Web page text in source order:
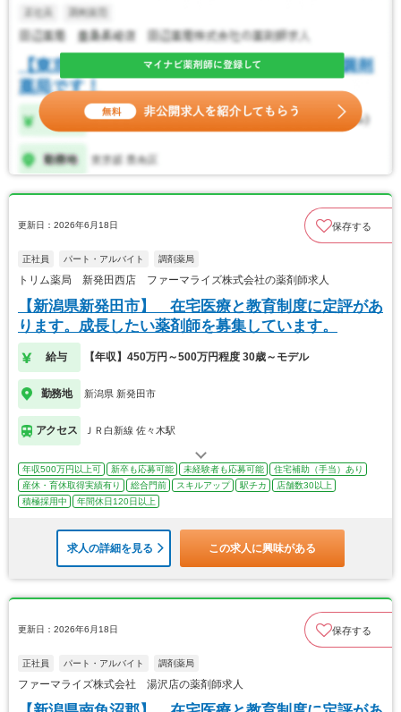
更新日：2026年6月18日 保存する
正社員 パート・アルバイト 調剤薬局
トリム薬局 新発田西店 ファーマライズ株式会社の薬剤師求人
【新潟県新発田市】 在宅医療と教育制度に定評があ
ります。成長したい薬剤師を募集しています。
給与 【年収】450万円～500万円程度 30歳～モデル
勤務地 新潟県 新発田市
アクセス ＪＲ白新線 佐々木駅
年収500万円以上可 新卒も応募可能 未経験者も応募可能
住宅補助（手当）あり
産休・育休取得実績有り
総合門前 スキルアップ 駅チカ
店舗数30以上
積極採用中
年間休日120日以上
求人の詳細を見る この求人に興味がある
更新日：2026年6月18日 保存する
正社員 パート・アルバイト 調剤薬局
ファーマライズ株式会社 湯沢店の薬剤師求人